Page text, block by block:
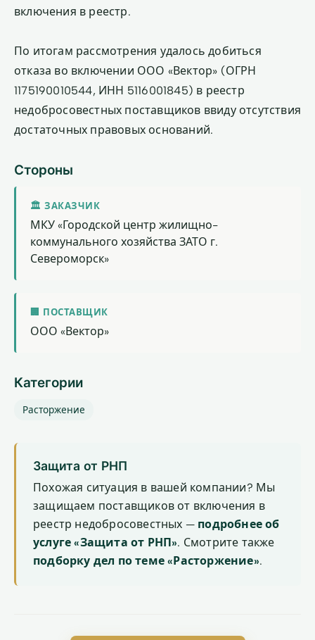
включения в реестр.
По итогам рассмотрения удалось добиться
отказа во включении ООО «Вектор» (ОГРН
1175190010544, ИНН 5116001845) в реестр
недобросовестных поставщиков ввиду отсутствия
достаточных правовых оснований.
Стороны
🏛 ЗАКАЗЧИК
МКУ «Городской центр жилищно-
коммунального хозяйства ЗАТО г.
Североморск»
🏢 ПОСТАВЩИК
ООО «Вектор»
Категории
Расторжение
Защита от РНП
Похожая ситуация в вашей компании? Мы
защищаем поставщиков от включения в
реестр недобросовестных — подробнее об
услуге «Защита от РНП». Смотрите также
подборку дел по теме «Расторжение».